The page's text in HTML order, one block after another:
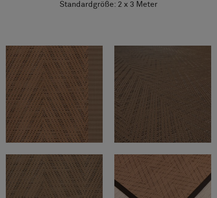
Standardgröße: 2 x 3 Meter